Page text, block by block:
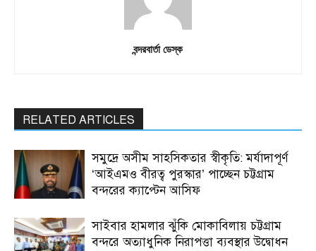
বন্দরবার্তা ডেস্ক
RELATED ARTICLES
সমুদ্রে অসীম সাহসিকতার স্বীকৃতি: মর্যাদাপূর্ণ
‘আইএমও বীরত্ব পুরস্কার’ পাচ্ছেন চট্টগ্রাম
বন্দরের ক্যাপ্টেন আসিফ
সাইবার হামলার ঝুঁকি মোকাবিলায় চট্টগ্রাম
বন্দরে অত্যাধুনিক নিরাপত্তা ব্যবস্থার উদ্বোধন